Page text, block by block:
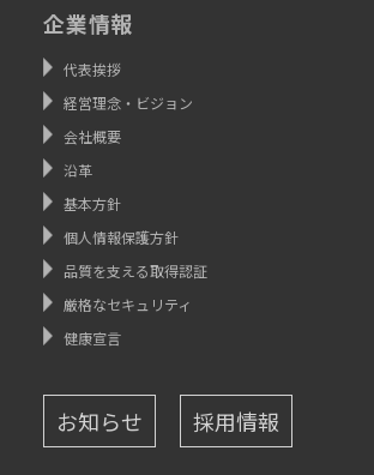
企業情報
代表挨拶
経営理念・ビジョン
会社概要
沿革
基本方針
個人情報保護方針
品質を支える取得認証
厳格なセキュリティ
健康宣言
お知らせ 採用情報